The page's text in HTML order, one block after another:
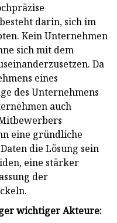
darin, sich im
Kein Unternehmen
sich mit dem
Da
eines
des Unternehmens
auch
eine gründliche
die Lösung sein
eine stärker
der
wichtiger Akteure: